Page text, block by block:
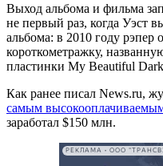
Выход альбома и фильма
не первый раз, когда Уэст
альбома: в 2010 году рэпер
короткометражку,
пластинки My Beautiful
Как ранее писал News.ru,
самым
заработал $150 млн.